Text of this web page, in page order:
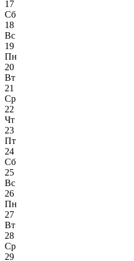
17
Сб
18
Вс
19
Пн
20
Вт
21
Ср
22
Чт
23
Пт
24
Сб
25
Вс
26
Пн
27
Вт
28
Ср
29